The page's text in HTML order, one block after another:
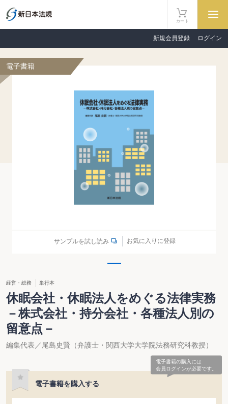
新規会員登録 ログイン
カート
電子書籍
サンプルを試し読み お気に入りに登録
経営・総務 単行本
休眠会社・休眠法人をめぐる法律実務
－株式会社・持分会社・各種法人別の
留意点－
編集代表／尾島史賢（弁護士・関西大学大学院法務研究科教授）
電子書籍の購入には
会員ログインが必要です。
電子書籍を購入する